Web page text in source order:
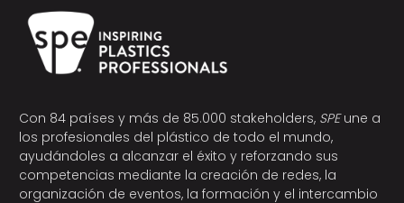
Con 84 países y más de 85.000 stakeholders, SPEune a
los profesionales del plástico de todo el mundo,
ayudándoles a alcanzar el éxito y reforzando sus
competencias mediante la creación de redes, la
organización de eventos, la formación y el intercambio